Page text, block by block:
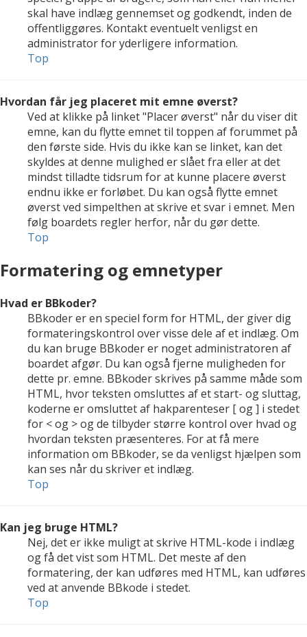
skal have indlæg gennemset og godkendt, inden de
offentliggøres. Kontakt eventuelt venligst en
administrator for yderligere information.
Top
Hvordan får jeg placeret mit emne øverst?
Ved at klikke på linket "Placer øverst" når du viser dit
emne, kan du flytte emnet til toppen af forummet på
den første side. Hvis du ikke kan se linket, kan det
skyldes at denne mulighed er slået fra eller at det
mindst tilladte tidsrum for at kunne placere øverst
endnu ikke er forløbet. Du kan også flytte emnet
øverst ved simpelthen at skrive et svar i emnet. Men
følg boardets regler herfor, når du gør dette.
Top
Formatering og emnetyper
Hvad er BBkoder?
BBkoder er en speciel form for HTML, der giver dig
formateringskontrol over visse dele af et indlæg. Om
du kan bruge BBkoder er noget administratoren af
boardet afgør. Du kan også fjerne muligheden for
dette pr. emne. BBkoder skrives på samme måde som
HTML, hvor teksten omsluttes af et start- og sluttag,
koderne er omsluttet af hakparenteser [ og ] i stedet
for < og > og de tilbyder større kontrol over hvad og
hvordan teksten præsenteres. For at få mere
information om BBkoder, se da venligst hjælpen som
kan ses når du skriver et indlæg.
Top
Kan jeg bruge HTML?
Nej, det er ikke muligt at skrive HTML-kode i indlæg
og få det vist som HTML. Det meste af den
formatering, der kan udføres med HTML, kan udføres
ved at anvende BBkode i stedet.
Top